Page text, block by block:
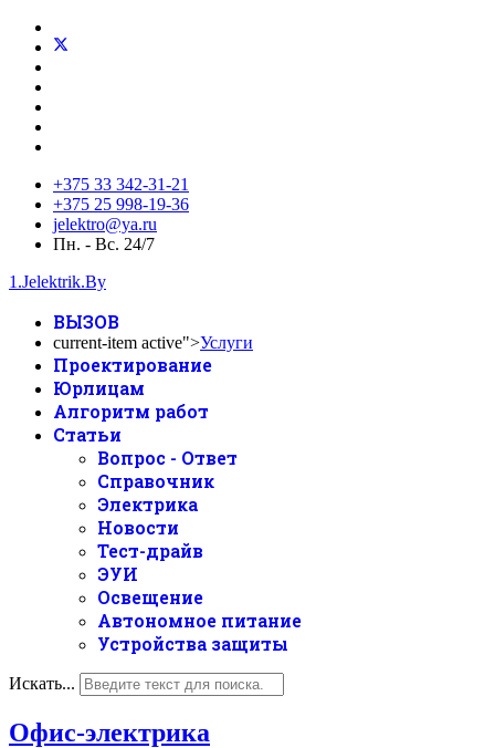
+375 33 342-31-21
+375 25 998-19-36
jelektro@ya.ru
Пн. - Вс. 24/7
1.Jelektrik.By
ВЫЗОВ
current-item active">Услуги
Проектирование
Юрлицам
Алгоритм работ
Статьи
Вопрос - Ответ
Справочник
Электрика
Новости
Тест-драйв
ЭУИ
Освещение
Автономное питание
Устройства защиты
Искать...
Офис-электрика